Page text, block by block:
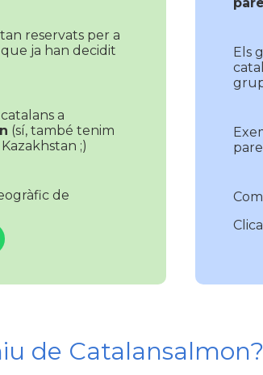
reservats per a
ja han decidit
catalans a
(sí, també tenim
;)
de
Els
de